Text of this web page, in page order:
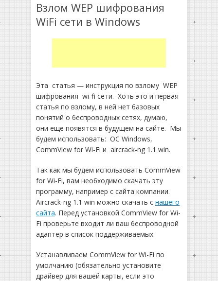
Взлом WEP шифрования
WiFi сети в Windows
Эта статья — инструкция по взлому WEP
шифрования wi-fi сети. Хоть это и первая
статья по взлому, в ней нет базовых
понятий о беспроводных сетях, думаю,
они еще появятся в будущем на сайте. Мы
будем использовать: ОС Windows,
CommView for Wi-Fi и aircrack-ng 1.1 win.
Так как мы будем использовать CommView
for Wi-Fi, вам необходимо скачать эту
программу, например с сайта компании.
Aircrack-ng 1.1 win можно скачать с нашего
сайта. Перед установкой CommView for Wi-
Fi проверьте входит ли ваш беспроводной
адаптер в список поддерживаемых.
Устанавливаем CommView for Wi-Fi по
умолчанию (обязательно установите
драйвер для вашей карты, если это